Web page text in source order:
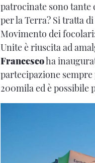
patrocinate sono tante
per la Terra? Si tratta
Movimento dei
Unite è riuscita ad
Francescoha
partecipazione
200mila ed è possibile